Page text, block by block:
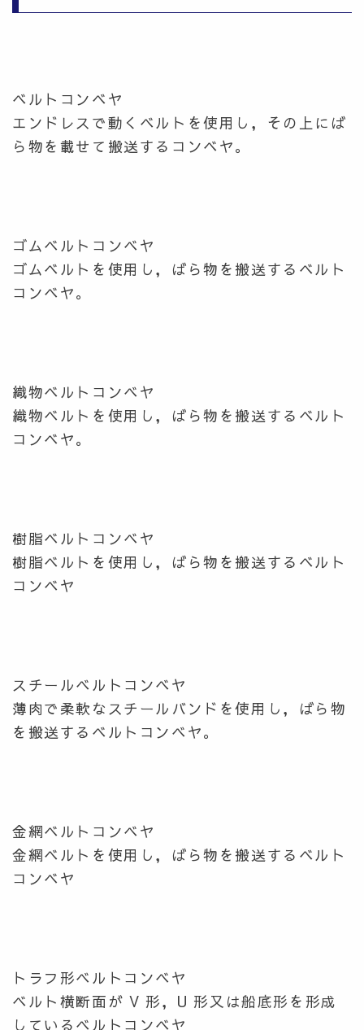
ベルトコンベヤ
エンドレスで動くベルトを使用し，その上にば
ら物を載せて搬送するコンベヤ。
ゴムベルトコンベヤ
ゴムベルトを使用し，ばら物を搬送するベルト
コンベヤ。
織物ベルトコンベヤ
織物ベルトを使用し，ばら物を搬送するベルト
コンベヤ。
樹脂ベルトコンベヤ
樹脂ベルトを使用し，ばら物を搬送するベルト
コンベヤ
スチールベルトコンベヤ
薄肉で柔軟なスチールバンドを使用し，ばら物
を搬送するベルトコンベヤ。
金網ベルトコンベヤ
金網ベルトを使用し，ばら物を搬送するベルト
コンベヤ
トラフ形ベルトコンベヤ
ベルト横断面が V 形，U 形又は船底形を形成
しているベルトコンベヤ